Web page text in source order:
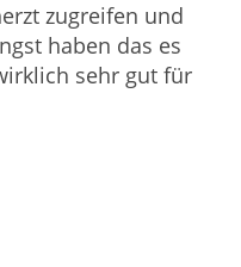
zugreifen und
haben das es
sehr gut für